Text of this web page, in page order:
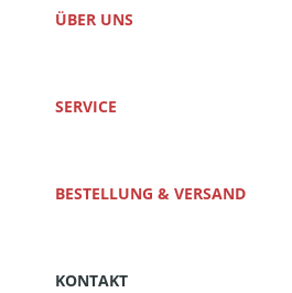
ÜBER UNS
SERVICE
BESTELLUNG & VERSAND
KONTAKT